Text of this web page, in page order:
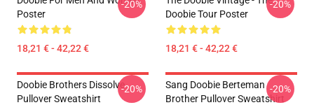
Poster
18,21 € - 42,22 €
-20%
Doobie Tour Poster
18,21 € - 42,22 €
-20%
Doobie Brothers Dissolve
Pullover Sweatshirt
-20%
Sang Doobie Berteman
Brother Pullover Sweatshirt
-20%